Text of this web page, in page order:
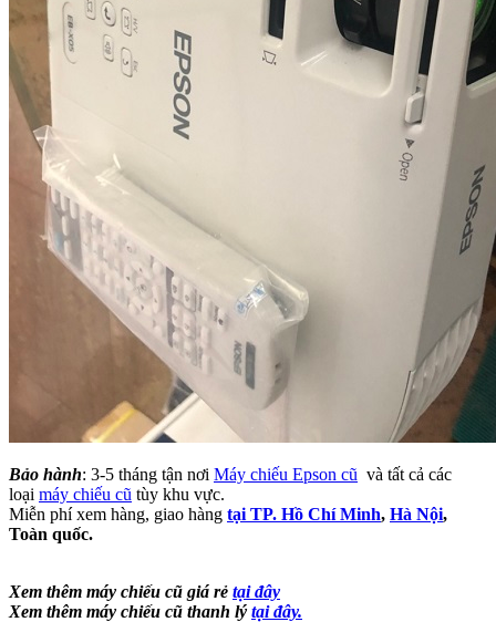
Bảo hành: 3-5 tháng tận nơi Máy chiếu Epson cũ và tất cả các
loại máy chiếu cũ tùy khu vực.
Miễn phí xem hàng, giao hàng tại TP. Hồ Chí Minh, Hà Nội,
Toàn quốc.
Xem thêm máy chiếu cũ giá rẻ tại đây
Xem thêm máy chiếu cũ thanh lý tại đây.